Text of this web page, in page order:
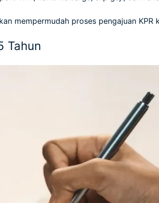
mempermudah proses pengajuan KPR
Tahun